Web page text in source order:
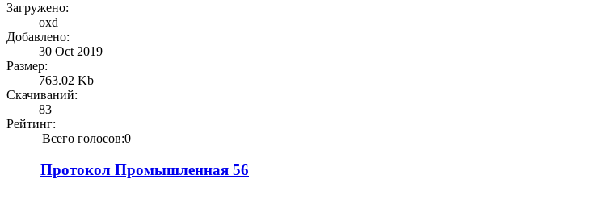
Загружено:
oxd
Добавлено:
30 Oct 2019
Размер:
763.02 Kb
Скачиваний:
83
Рейтинг:
Всего голосов:0
Протокол Промышленная 56